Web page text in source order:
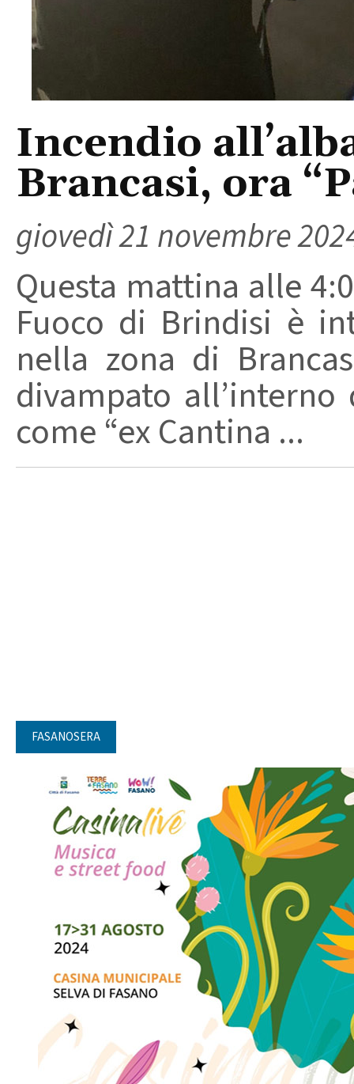
Incendio
Brancasi, ora
giovedì 21 novembre
Questa mattina alle
Fuoco di Brindisi è
nella zona di
divampato
come “ex Cantina ...
FASANOSERA